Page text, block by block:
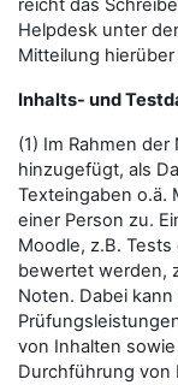
reicht das
Helpdesk unter
Mitteilung
Inhalts- und
(1) Im Rahmen
hinzugefügt, als
Texteingaben o.ä.
einer Person zu.
Moodle, z.B.
bewertet werden,
Noten. Dabei
von Inhalten
Durchführung von